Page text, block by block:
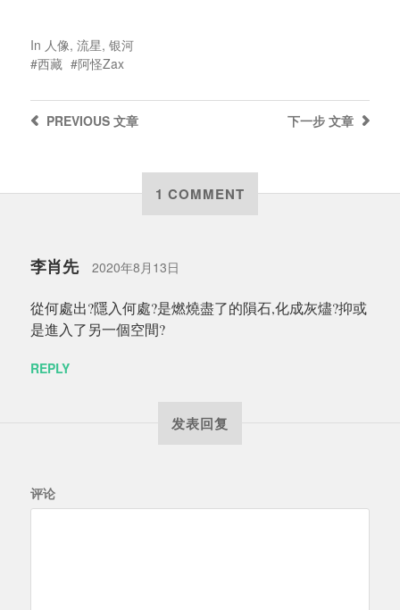
In 人像, 流星, 银河
西藏
阿怪Zax
下一步 文章
PREVIOUS文章
1 COMMENT
李肖先 2020年8月13日
從何處出?隱入何處?是燃燒盡了的隕石,化成灰燼?抑或
是進入了另一個空間?
REPLY
发表回复
评论